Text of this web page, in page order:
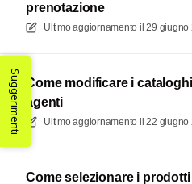
prenotazione
Ultimo aggiornamento il 29 giugno
Come modificare i
agenti
Ultimo aggiornamento il 22 giugno
Come selezionare i
Suggerimenti